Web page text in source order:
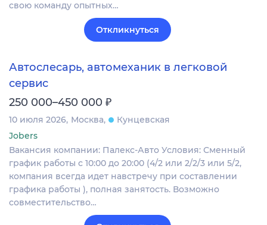
свою команду опытных…
Откликнуться
Автослесарь, автомеханик в легковой
сервис
250 000–450 000 ₽
10 июля 2026 Москва
Кунцевская
Jobers
Вакансия компании: Палекс-Авто Условия: Сменный
график работы с 10:00 до 20:00 (4/2 или 2/2/3 или 5/2,
компания всегда идет навстречу при составлении
графика работы ), полная занятость. Возможно
совместительство…